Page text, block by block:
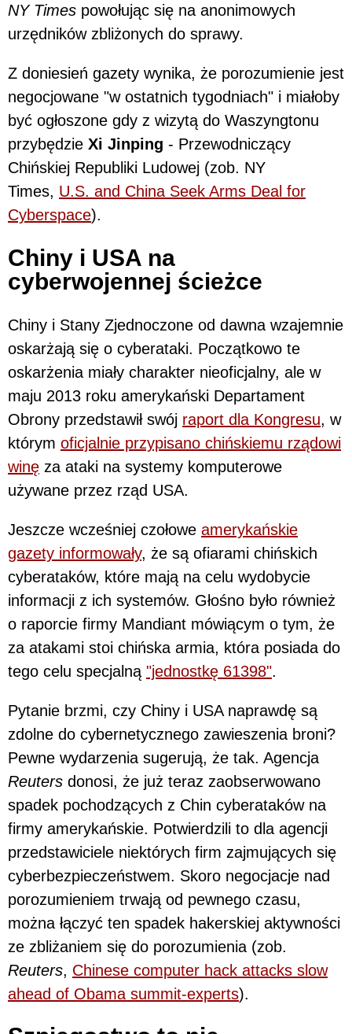
NY Times powołując się na anonimowych
urzędników zbliżonych do sprawy.
Z doniesień gazety wynika, że porozumienie jest
negocjowane "w ostatnich tygodniach" i miałoby
być ogłoszone gdy z wizytą do Waszyngtonu
przybędzie Xi Jinping - Przewodniczący
Chińskiej Republiki Ludowej (zob. NY
Times, U.S. and China Seek Arms Deal for
Cyberspace).
Chiny i USA na
cyberwojennej ścieżce
Chiny i Stany Zjednoczone od dawna wzajemnie
oskarżają się o cyberataki. Początkowo te
oskarżenia miały charakter nieoficjalny, ale w
maju 2013 roku amerykański Departament
Obrony przedstawił swój raport dla Kongresu, w
którym oficjalnie przypisano chińskiemu rządowi
winę za ataki na systemy komputerowe
używane przez rząd USA.
Jeszcze wcześniej czołowe amerykańskie
gazety informowały, że są ofiarami chińskich
cyberataków, które mają na celu wydobycie
informacji z ich systemów. Głośno było również
o raporcie firmy Mandiant mówiącym o tym, że
za atakami stoi chińska armia, która posiada do
tego celu specjalną "jednostkę 61398".
Pytanie brzmi, czy Chiny i USA naprawdę są
zdolne do cybernetycznego zawieszenia broni?
Pewne wydarzenia sugerują, że tak. Agencja
Reuters donosi, że już teraz zaobserwowano
spadek pochodzących z Chin cyberataków na
firmy amerykańskie. Potwierdzili to dla agencji
przedstawiciele niektórych firm zajmujących się
cyberbezpieczeństwem. Skoro negocjacje nad
porozumieniem trwają od pewnego czasu,
można łączyć ten spadek hakerskiej aktywności
ze zbliżaniem się do porozumienia (zob.
Reuters, Chinese computer hack attacks slow
ahead of Obama summit-experts).